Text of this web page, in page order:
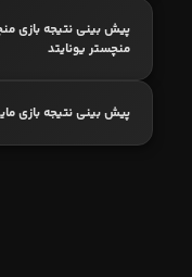
پیش بینی نتیجه بازی
منچستر یونایتد
پیش بینی نتیجه بازی